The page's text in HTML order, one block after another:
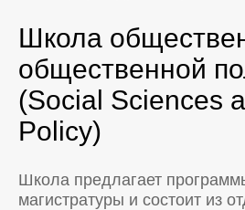
Школа
общественной
(Social Sciences
Policy)
Школа предлагает
магистратуры и состоит из